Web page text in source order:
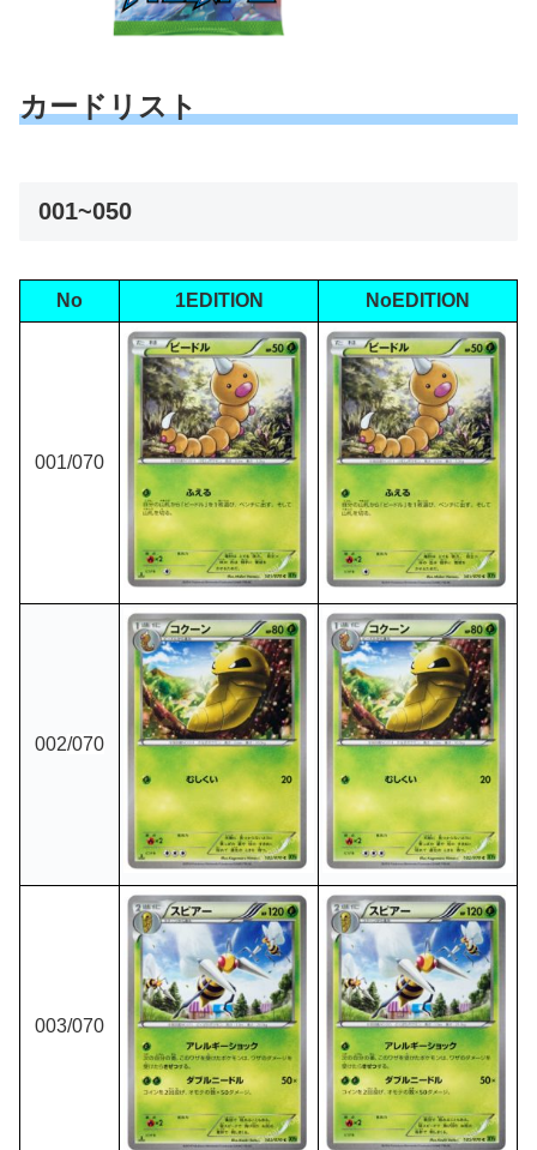
カードリスト
001~050
No 1EDITION NoEDITION
001/070
002/070
003/070